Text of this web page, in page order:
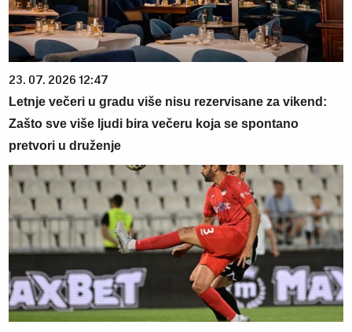
23. 07. 2026 12:47
Letnje večeri u gradu više nisu rezervisane za vikend:
Zašto sve više ljudi bira večeru koja se spontano
pretvori u druženje